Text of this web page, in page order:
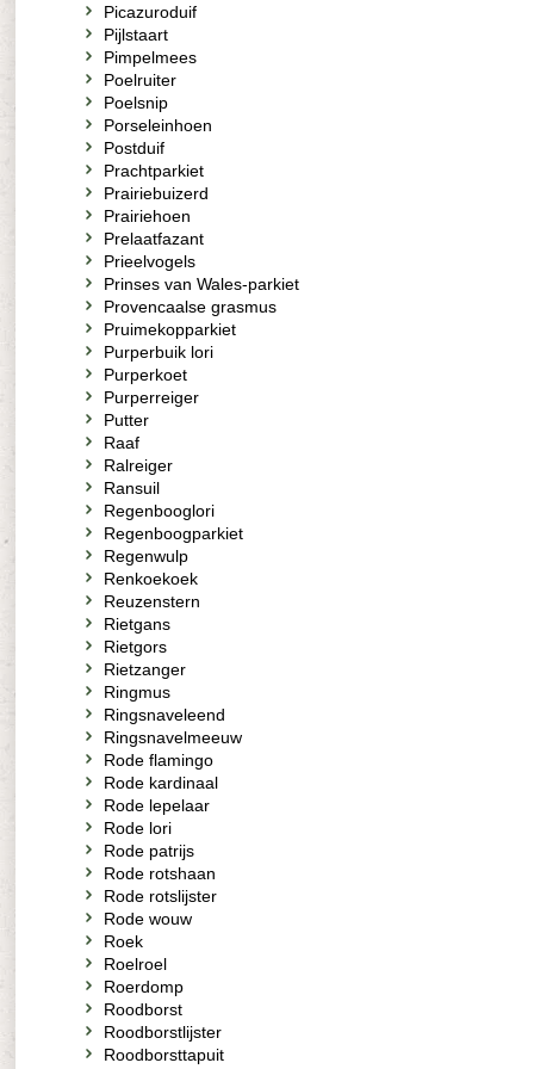
Picazuroduif
Pijlstaart
Pimpelmees
Poelruiter
Poelsnip
Porseleinhoen
Postduif
Prachtparkiet
Prairiebuizerd
Prairiehoen
Prelaatfazant
Prieelvogels
Prinses van Wales-parkiet
Provencaalse grasmus
Pruimekopparkiet
Purperbuik lori
Purperkoet
Purperreiger
Putter
Raaf
Ralreiger
Ransuil
Regenbooglori
Regenboogparkiet
Regenwulp
Renkoekoek
Reuzenstern
Rietgans
Rietgors
Rietzanger
Ringmus
Ringsnaveleend
Ringsnavelmeeuw
Rode flamingo
Rode kardinaal
Rode lepelaar
Rode lori
Rode patrijs
Rode rotshaan
Rode rotslijster
Rode wouw
Roek
Roelroel
Roerdomp
Roodborst
Roodborstlijster
Roodborsttapuit